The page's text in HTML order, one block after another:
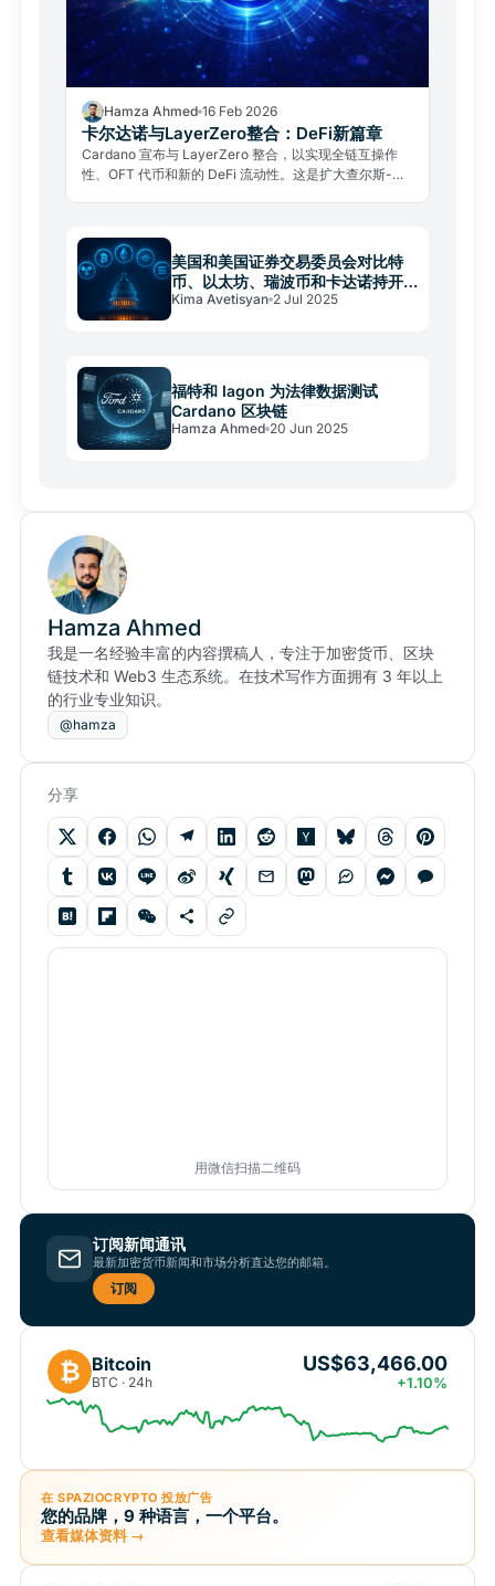
Hamza Ahmed 16 Feb 2026
卡尔达诺与LayerZero整合：DeFi新篇章
Cardano 宣布与 LayerZero 整合，以实现全链互操作
性、OFT 代币和新的 DeFi 流动性。这是扩大查尔斯-霍
美国和美国证券交易委员会对比特
币、以太坊、瑞波币和卡达诺持开
放态度
Kima Avetisyan 2 Jul 2025
福特和 Iagon 为法律数据测试
Cardano 区块链
Hamza Ahmed 20 Jun 2025
Hamza Ahmed
我是一名经验丰富的内容撰稿人，专注于加密货币、区块
链技术和 Web3 生态系统。在技术写作方面拥有 3 年以上
的行业专业知识。
@hamza
分享
用微信扫描二维码
订阅新闻通讯
最新加密货币新闻和市场分析直达您的邮箱。
订阅
₿ Bitcoin
BTC · 24h
US$63,466.00
+1.10%
在 SPAZIOCRYPTO 投放广告
您的品牌，9 种语言，一个平台。
查看媒体资料 →